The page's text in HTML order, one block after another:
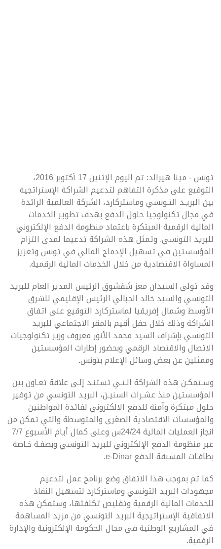
تونس - مينا هيرالد: تم اليوم الإثنين 17 أكتوبر 2016،
التوقيع على مذكرة التفاهم لتدعيم الشراكة الإستراتجية
بين البريـد التـونسي وماستركارد، الشركة العالمية الرائدة
في مجال تكنولوجيا حلول الدفع بهدف تطوير الخدمات
المالية الرقمية المبتكرة باعتماد منظومة الدفع الإلكتروني
للبريد التونسي. وتمثل هذه الشراكة تدعيما لمدى التزام
المؤسستين في تسهيل الإدماج المالي في تونس وتعزيز
المساواة الاقتصادية من خلال الخدمات المالية الرقمية.
وقد تولى السيدان معز شقشوق الرئيس المدير العام للبريد
التونسي والسيد خالد الجبالي الرئيس الإقليمي للشرق
الأوسط وشمال إفريقيا لماستركارد التوقيع على اتفاق
الشراكة وذلك خلال حفل أقيم بالمقر الاجتماعي للبريد
التونسي بإشراف السيد محمد الأنور معروف وزير تكنولوجيات
الاتصال والاقتصاد الرقمي وبحضور إطارات المؤسستين
وممثلين عن بعض وسائل الإعلام بتونس.
وسـتمكـن هذه الشراكة الـتـي تستنـد إلـى علاقة تعـاون بين
المؤسستين منذ عشـرات السنيـن، البريد التونسي من توفير
حلول مبتكرة واّمنة للدفع الالكتروني لفائدة المواطنين
والمؤسسات الاقتصادية الصغرى والمتوسطة والتي تمكن من
انجاز العمليات المالية 24/24س وعلى كمال أيام الأسبوع 7/7
عبر منظومة الدفع الإلكتروني للبريد التونسي وبصفـة خـاصة
بطاقـات المسبقة الدفع e-Dinar.
كما تم بموجب هذا الاتفاق وضع برنامج عمل لتدعيم
مجهودات البريد التونسي وماستركارد لتسهيل النفاذ
للخدمات المالية الرقمية وتقليص تكلفتها، وستمكن هذه
الاتفاقية الإستراتيجية البريد التونسي من مزيد المساهمة
في المشاريع الوطنية في مجال الحكومة الإلكترونية والإدارة
الرقمية.